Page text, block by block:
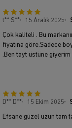
t** S** 15 Aralık 2025
Çok kaliteli . Bu
fiyatına göre.Sadece
.Ben tayt üstüne
D** D** 15 Ekim 2025
Efsane güzel uzun tam